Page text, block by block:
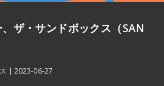
ザ・サンドボックス（SAN
2023-06-27